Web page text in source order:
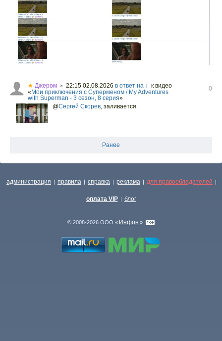
★ Джером ○ 22:15 02.08.2026 в ответ на ↓ к видео
«Мои приключения с Суперменом / My Adventures
with Superman - 3 сезон, 8 серия»
0
@Сергей Скорев заливается.
Ранее
администрация | правила | справка | реклама | для правообладателей |
оплата VIP | блог
© 2008-2026 ООО « Инфон »